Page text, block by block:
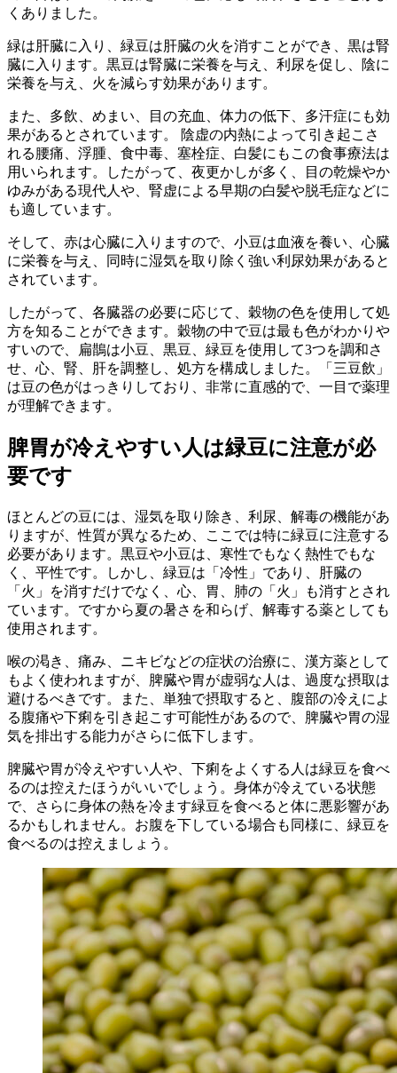
くありました。
緑は肝臓に入り、緑豆は肝臓の火を消すことができ、黒は腎
臓に入ります。黒豆は腎臓に栄養を与え、利尿を促し、陰に
栄養を与え、火を減らす効果があります。
また、多飲、めまい、目の充血、体力の低下、多汗症にも効
果があるとされています。 陰虚の内熱によって引き起こさ
れる腰痛、浮腫、食中毒、塞栓症、白髪にもこの食事療法は
用いられます。したがって、夜更かしが多く、目の乾燥やか
ゆみがある現代人や、腎虚による早期の白髪や脱毛症などに
も適しています。
そして、赤は心臓に入りますので、小豆は血液を養い、心臓
に栄養を与え、同時に湿気を取り除く強い利尿効果があると
されています。
したがって、各臓器の必要に応じて、穀物の色を使用して処
方を知ることができます。穀物の中で豆は最も色がわかりや
すいので、扁鵲は小豆、黒豆、緑豆を使用して3つを調和さ
せ、心、腎、肝を調整し、処方を構成しました。「三豆飲」
は豆の色がはっきりしており、非常に直感的で、一目で薬理
が理解できます。
脾胃が冷えやすい人は緑豆に注意が必
要です
ほとんどの豆には、湿気を取り除き、利尿、解毒の機能があ
りますが、性質が異なるため、ここでは特に緑豆に注意する
必要があります。黒豆や小豆は、寒性でもなく熱性でもな
く、平性です。しかし、緑豆は「冷性」であり、肝臓の
「火」を消すだけでなく、心、胃、肺の「火」も消すとされ
ています。ですから夏の暑さを和らげ、解毒する薬としても
使用されます。
喉の渇き、痛み、ニキビなどの症状の治療に、漢方薬として
もよく使われますが、脾臓や胃が虚弱な人は、過度な摂取は
避けるべきです。また、単独で摂取すると、腹部の冷えによ
る腹痛や下痢を引き起こす可能性があるので、脾臓や胃の湿
気を排出する能力がさらに低下します。
脾臓や胃が冷えやすい人や、下痢をよくする人は緑豆を食べ
るのは控えたほうがいいでしょう。身体が冷えている状態
で、さらに身体の熱を冷ます緑豆を食べると体に悪影響があ
るかもしれません。お腹を下している場合も同様に、緑豆を
食べるのは控えましょう。